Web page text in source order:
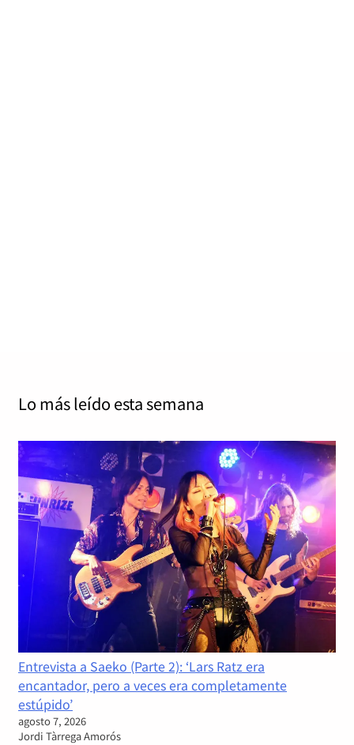
Lo más leído esta semana
Entrevista a Saeko (Parte 2): ‘Lars Ratz era
encantador, pero a veces era completamente
estúpido’
agosto 7, 2026
Jordi Tàrrega Amorós